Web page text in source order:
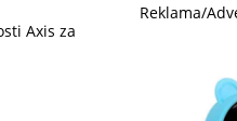
Axis za
Reklama/